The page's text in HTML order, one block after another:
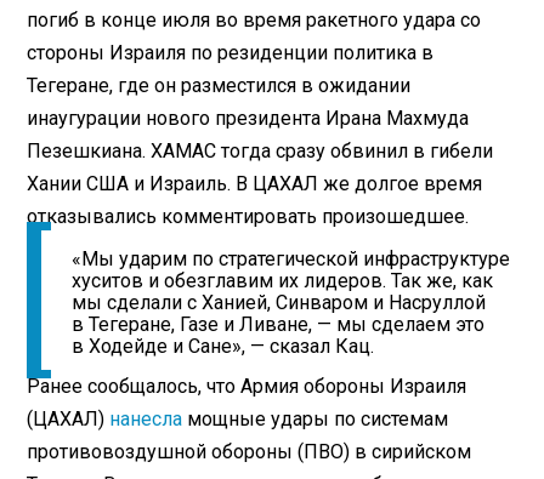
погиб в конце июля во время ракетного удара со
стороны Израиля по резиденции политика в
Тегеране, где он разместился в ожидании
инаугурации нового президента Ирана Махмуда
Пезешкиана. ХАМАС тогда сразу обвинил в гибели
Хании США и Израиль. В ЦАХАЛ же долгое время
отказывались комментировать произошедшее.
«Мы ударим по стратегической инфраструктуре
хуситов и обезглавим их лидеров. Так же, как
мы сделали с Ханией, Синваром и Насруллой
в Тегеране, Газе и Ливане, — мы сделаем это
в Ходейде и Сане», — сказал Кац.
Ранее сообщалось, что Армия обороны Израиля
(ЦАХАЛ) нанесла мощные удары по системам
противовоздушной обороны (ПВО) в сирийском